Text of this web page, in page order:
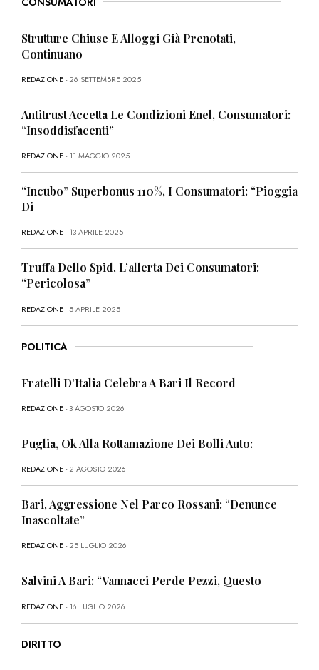
Strutture Chiuse E Alloggi Già Prenotati,
Continuano
REDAZIONE- 26 SETTEMBRE 2025
Antitrust Accetta Le Condizioni Enel, Consumatori:
“Insoddisfacenti”
REDAZIONE- 11 MAGGIO 2025
“Incubo” Superbonus 110%, I Consumatori: “Pioggia
Di
REDAZIONE- 13 APRILE 2025
Truffa Dello Spid, L’allerta Dei Consumatori:
“Pericolosa”
REDAZIONE- 5 APRILE 2025
POLITICA
Fratelli D’Italia Celebra A Bari Il Record
REDAZIONE- 3 AGOSTO 2026
Puglia, Ok Alla Rottamazione Dei Bolli Auto:
REDAZIONE- 2 AGOSTO 2026
Bari, Aggressione Nel Parco Rossani: “Denunce
Inascoltate”
REDAZIONE- 25 LUGLIO 2026
Salvini A Bari: “Vannacci Perde Pezzi, Questo
REDAZIONE- 16 LUGLIO 2026
DIRITTO